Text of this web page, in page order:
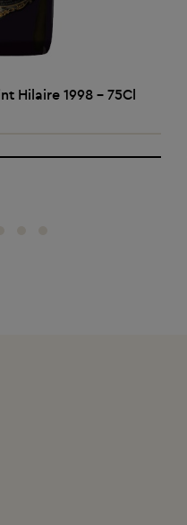
AU PANIER
Hilaire 1998 - 75Cl